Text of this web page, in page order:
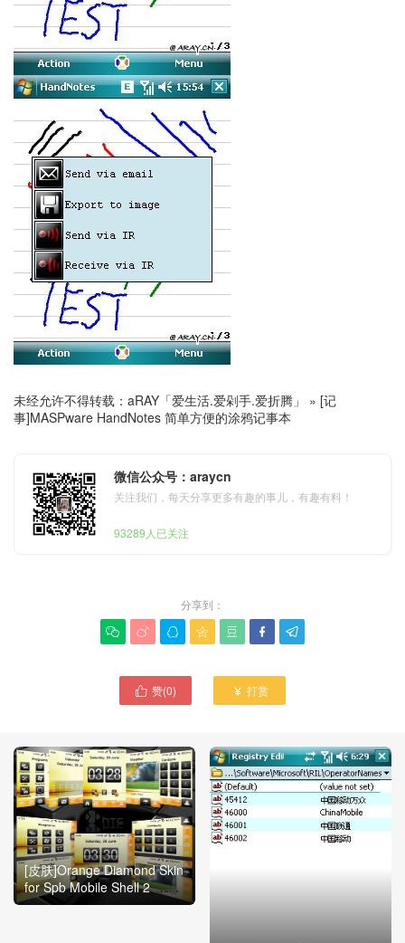
未经允许不得转载： aRAY「爱生活.爱剁手.爱折腾」 » [记
事]MASPware HandNotes 简单方便的涂鸦记事本
微信公众号：araycn
关注我们，每天分享更多有趣的事儿，有趣有料！
93289人已关注
分享到：
      
 赞(0)  打赏
[皮肤]Orange Diamond Skin
for Spb Mobile Shell 2